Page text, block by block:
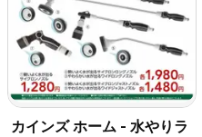
カインズ ホーム - 水やりラ